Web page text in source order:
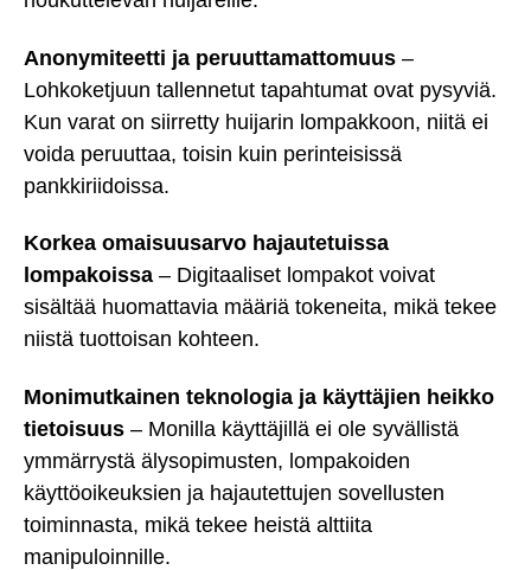
Anonymiteetti ja peruuttamattomuus –
Lohkoketjuun tallennetut tapahtumat ovat pysyviä.
Kun varat on siirretty huijarin lompakkoon, niitä ei
voida peruuttaa, toisin kuin perinteisissä
pankkiriidoissa.
Korkea omaisuusarvo hajautetuissa
lompakoissa – Digitaaliset lompakot voivat
sisältää huomattavia määriä tokeneita, mikä tekee
niistä tuottoisan kohteen.
Monimutkainen teknologia ja käyttäjien heikko
tietoisuus – Monilla käyttäjillä ei ole syvällistä
ymmärrystä älysopimusten, lompakoiden
käyttöoikeuksien ja hajautettujen sovellusten
toiminnasta, mikä tekee heistä alttiita
manipuloinnille.